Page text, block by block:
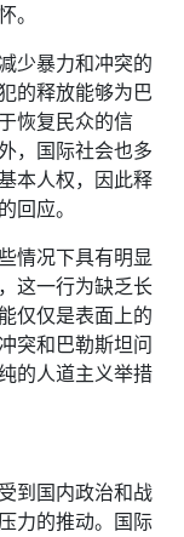
。
少暴力和冲突的
的释放能够为巴
恢复民众的信
，国际社会也多
本人权，因此释
回应。
情况下具有明显
这一行为缺乏长
仅仅是表面上的
突和巴勒斯坦问
的人道主义举措
到国内政治和战
力的推动。国际